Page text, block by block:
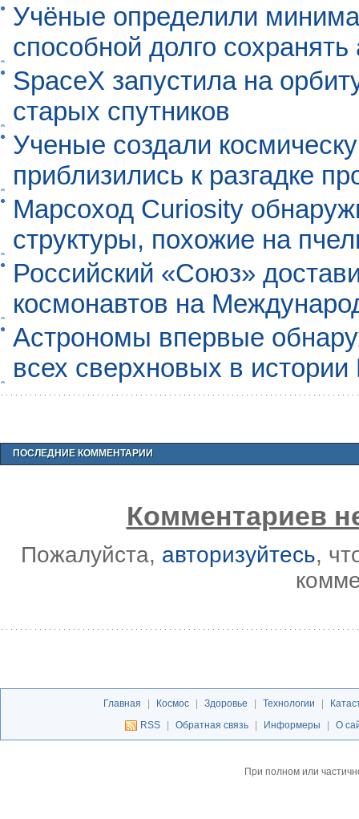
Учёные определили
способной долго
SpaceX запустила на
старых спутников
Ученые создали
приблизились к разгадке
Марсоход Curiosity
структуры, похожие на
Российский «Союз»
космонавтов на
Астрономы впервые
всех сверхновых в
ПОСЛЕДНИЕ КОММЕНТАРИИ
Комментариев
Пожалуйста, авторизуйтесь,
Главная | Космос | Здоровье | Технологии |
RSS
| Обратная связь | Информеры | О
При полном или